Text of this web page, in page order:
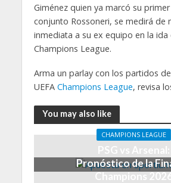
Giménez quien ya marcó su
conjunto Rossoneri, se medirá de
inmediata a su ex equipo en la
Champions League.
Arma un parlay con los partidos
UEFA Champions League, revisa
You may also like
CHAMPIONS LEAGUE
PSG vs Arsenal:
Pronóstico de la
Champions